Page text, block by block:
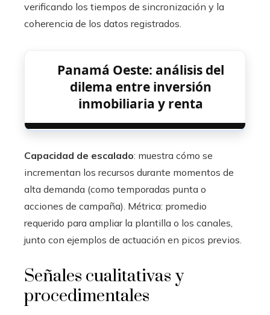
verificando los tiempos de sincronización y la
coherencia de los datos registrados.
Panamá Oeste: análisis del
dilema entre inversión
inmobiliaria y renta
Capacidad de escalado: muestra cómo se
incrementan los recursos durante momentos de
alta demanda (como temporadas punta o
acciones de campaña). Métrica: promedio
requerido para ampliar la plantilla o los canales,
junto con ejemplos de actuación en picos previos.
Señales cualitativas y
procedimentales